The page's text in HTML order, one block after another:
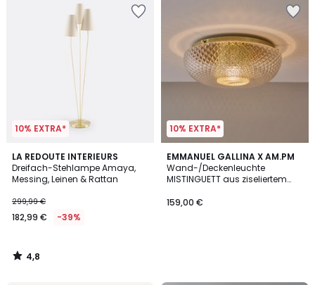
10% EXTRA*
LA REDOUTE INTERIEURS
Dreifach-Stehlampe Amaya,
Messing, Leinen & Rattan
299,99 €
182,99 € -39%
4,8
/ 5
4,8
/
10% EXTRA*
EMMANUEL GALLINA X AM.PM
Wand-/Deckenleuchte
MISTINGUETT aus ziseliertem
159,00 €